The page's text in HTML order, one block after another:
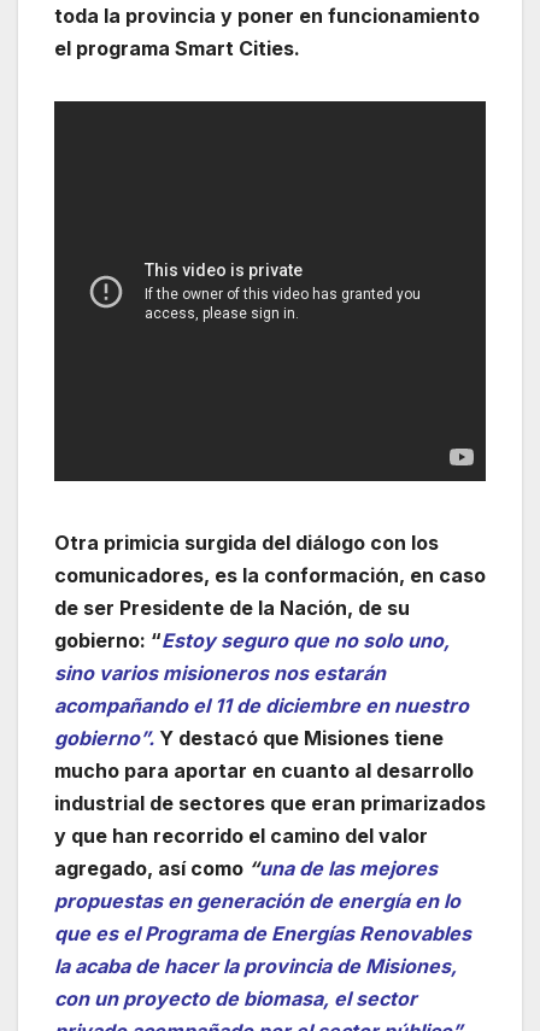
toda la provincia y poner en funcionamiento
el programa Smart Cities.
Otra primicia surgida del diálogo con los
comunicadores, es la conformación, en caso
de ser Presidente de la Nación, de su
gobierno: “Estoy seguro que no solo uno,
sino varios misioneros nos estarán
acompañando el 11 de diciembre en nuestro
gobierno”. Y destacó que Misiones tiene
mucho para aportar en cuanto al desarrollo
industrial de sectores que eran primarizados
y que han recorrido el camino del valor
agregado, así como “una de las mejores
propuestas en generación de energía en lo
que es el Programa de Energías Renovables
la acaba de hacer la provincia de Misiones,
con un proyecto de biomasa, el sector